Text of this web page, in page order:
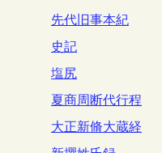
先代旧事本紀
史記
塩尻
夏商周断代行程
大正新脩大蔵経